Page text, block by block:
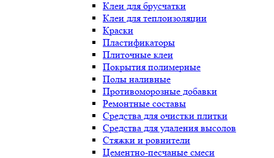
Клеи для брусчатки
Клеи для теплоизоляции
Краски
Пластификаторы
Плиточные клеи
Покрытия полимерные
Полы наливные
Противоморозные добавки
Ремонтные составы
Средства для очистки плитки
Средства для удаления высолов
Стяжки и ровнители
Цементно-песчаные смеси